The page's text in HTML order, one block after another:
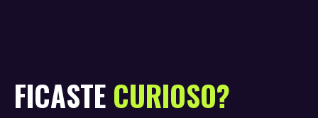
FICASTE CURIOSO?